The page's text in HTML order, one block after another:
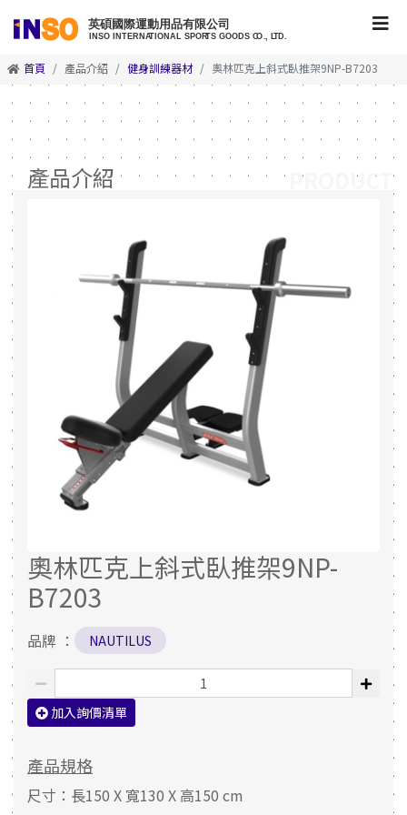
首頁 產品介紹 健身訓練器材 奧林匹克上斜式臥推架9NP-B7203
產品介紹
奧林匹克上斜式臥推架9NP-
B7203
品牌 ： NAUTILUS
加入詢價清單
產品規格
尺寸：長150 X 寬130 X 高150 cm
PRODUCT